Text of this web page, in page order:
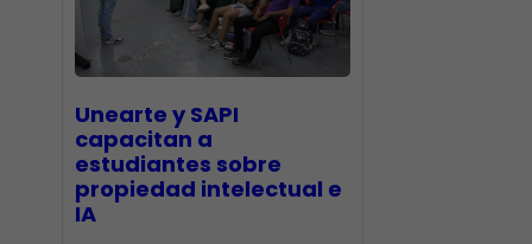
Unearte y SAPI
capacitan a
estudiantes sobre
propiedad intelectual e
IA